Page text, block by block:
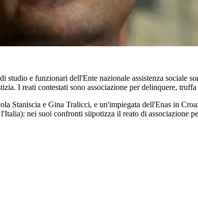
studio e funzionari dell'Ente nazionale assistenza sociale
I reati contestati sono associazione per delinquere,
Staniscia e Gina Tralicci, e un'impiegata dell'Enas in
nei suoi confronti siipotizza il reato di associazione